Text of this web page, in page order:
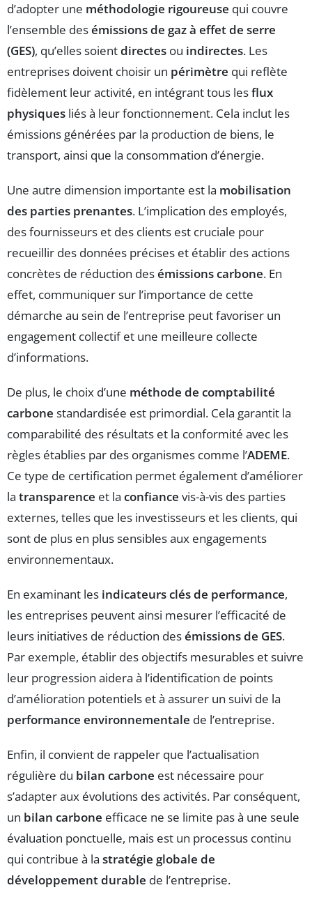
d’adopter une méthodologie rigoureuse qui couvre
l’ensemble desémissions de gaz à effet de serre
(GES), qu’elles soientdirectes ou indirectes. Les
entreprises doivent choisir un périmètre qui reflète
fidèlement leur activité, en intégrant tous lesflux
physiques liés à leur fonctionnement. Cela inclut les
émissions générées par la production de biens, le
transport, ainsi que la consommation d’énergie.
Une autre dimension importante est la mobilisation
des parties prenantes. L’implication des employés,
des fournisseurs et des clients est cruciale pour
recueillir des données précises et établir des actions
concrètes de réduction desémissions carbone. En
effet, communiquer sur l’importance de cette
démarche au sein de l’entreprise peut favoriser un
engagement collectif et une meilleure collecte
d’informations.
De plus, le choix d’une méthode de comptabilité
carbone standardisée est primordial. Cela garantit la
comparabilité des résultats et la conformité avec les
règles établies par des organismes comme l’ADEME.
Ce type de certification permet également d’améliorer
la transparence et la confiance vis-à-vis des parties
externes, telles que les investisseurs et les clients, qui
sont de plus en plus sensibles aux engagements
environnementaux.
En examinant les indicateurs clés de performance,
les entreprises peuvent ainsi mesurer l’efficacité de
leurs initiatives de réduction desémissions de GES.
Par exemple, établir des objectifs mesurables et suivre
leur progression aidera à l’identification de points
d’amélioration potentiels et à assurer un suivi de la
performance environnementale de l’entreprise.
Enfin, il convient de rappeler que l’actualisation
régulière du bilan carbone est nécessaire pour
s’adapter aux évolutions des activités. Par conséquent,
un bilan carbone efficace ne se limite pas à une seule
évaluation ponctuelle, mais est un processus continu
qui contribue à la stratégie globale de
développement durable de l’entreprise.